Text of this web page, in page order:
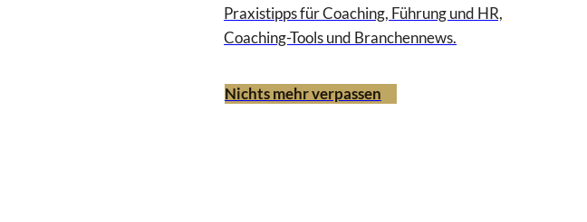
Praxistipps für Coaching, Führung und HR,
Coaching-Tools und Branchennews.
Nichts mehr verpassen